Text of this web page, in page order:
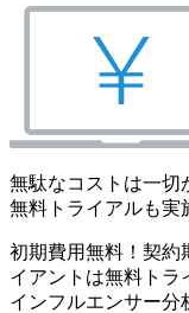
無駄なコストは一切
無料トライアルも実
初期費用無料！契約
イアントは無料トラ
インフルエンサー分